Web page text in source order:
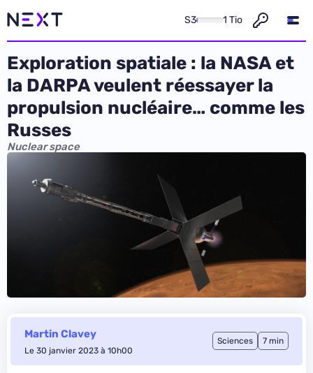
S3 1 Tio
Exploration spatiale : la NASA et
la DARPA veulent réessayer la
propulsion nucléaire… comme les
Russes
Nuclear space
Martin Clavey
Le 30 janvier 2023 à 10h00
Sciences 7 min